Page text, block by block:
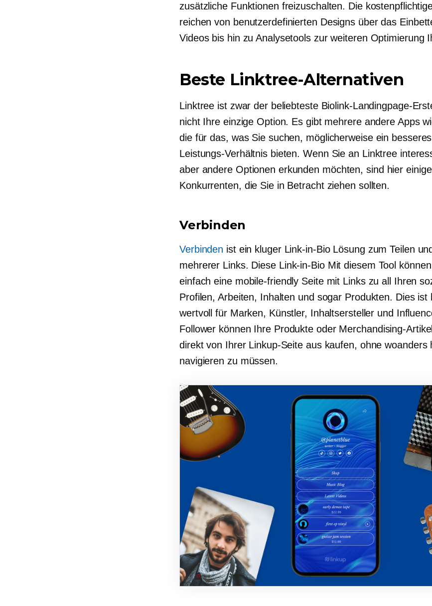
zusätzliche Funktionen freizuschalten. Die
reichen von benutzerdefinierten Designs über das
Videos bis hin zu Analysetools zur weiteren Optimierung
Beste Linktree-Alternativen
Linktree ist zwar der beliebteste Biolink-Landingpage-
nicht Ihre einzige Option. Es gibt mehrere andere Apps
die für das, was Sie suchen, möglicherweise ein
Leistungs-Verhältnis bieten. Wenn Sie an Linktree
aber andere Optionen erkunden möchten, sind hier
Konkurrenten, die Sie in Betracht ziehen sollten.
Verbinden
Verbinden ist ein kluger Link-in-BioLösung zum Teilen
mehrerer Links. Diese Link-in-BioMit diesem Tool
einfach eine mobile-friendly Seite mit Links zu all Ihren
Profilen, Arbeiten, Inhalten und sogar Produkten. Dies ist
wertvoll für Marken, Künstler, Inhaltsersteller und
Follower können Ihre Produkte oder Merchandising-
direkt von Ihrer Linkup-Seite aus kaufen, ohne woanders
navigieren zu müssen.